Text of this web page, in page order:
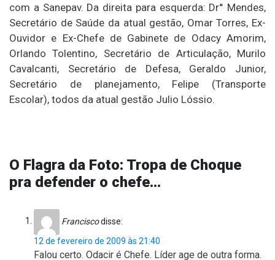
com a Sanepav. Da direita para esquerda: Dr° Mendes,
Secretário de Saúde da atual gestão, Omar Torres, Ex-
Ouvidor e Ex-Chefe de Gabinete de Odacy Amorim,
Orlando Tolentino, Secretário de Articulação, Murilo
Cavalcanti, Secretário de Defesa, Geraldo Junior,
Secretário de planejamento, Felipe (Transporte
Escolar), todos da atual gestão Julio Lóssio.
O Flagra da Foto: Tropa de Choque
pra defender o chefe…
Franciscodisse:
12 de fevereiro de 2009 às 21:40
Falou certo. Odacir é Chefe. Líder age de outra forma.